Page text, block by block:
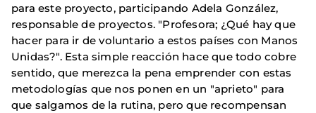
para este proyecto, participando Adela González,
responsable de proyectos. "Profesora; ¿Qué hay que
hacer para ir de voluntario a estos países con Manos
Unidas?". Esta simple reacción hace que todo cobre
sentido, que merezca la pena emprender con estas
metodologías que nos ponen en un "aprieto" para
que salgamos de la rutina, pero que recompensan